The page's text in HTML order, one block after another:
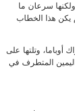
سرعان ما
يكن هذا الخطاب
أوباما، وتلتها على
المتطرف في